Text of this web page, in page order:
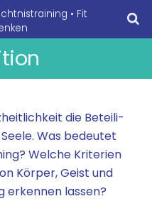
• Fit
die Betei­li­
Was bedeu­tet
Wel­che Kri­te­ri­en
Kör­per, Geist und
erken­nen lassen?